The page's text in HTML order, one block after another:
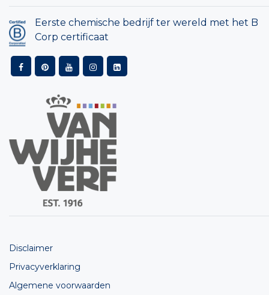
Eerste chemische bedrijf ter wereld met het B
Corp certificaat
Disclaimer
Privacyverklaring
Algemene voorwaarden